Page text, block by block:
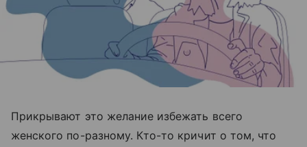
Прикрывают это желание избежать всего
женского по-разному. Кто-то кричит о том, что